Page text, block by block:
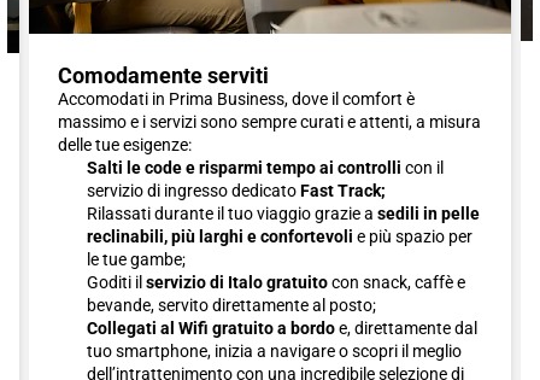
Comodamente serviti
Accomodati in Prima Business, dove il comfort è
massimo e i servizi sono sempre curati e attenti, a misura
delle tue esigenze:
Salti le code e risparmi tempo ai controlli con il
servizio di ingresso dedicatoFast Track;
Rilassati durante il tuo viaggio grazie a sedili in pelle
reclinabili, più larghi e confortevoli e più spazio per
le tue gambe;
Goditi il servizio di Italo gratuitocon snack, caffè e
bevande, servito direttamente al posto;
Collegati al Wifi gratuito a bordoe, direttamente dal
tuo smartphone, inizia a navigare o scopri il meglio
dell’intrattenimento con una incredibile selezione di